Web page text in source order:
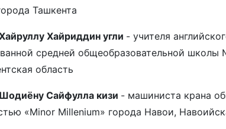
Ташкента
Хайриддин угли - учителя
средней общеобразовательной школы
область
Сайфулла кизи - машиниста крана
«Minor Millenium» города Навои,